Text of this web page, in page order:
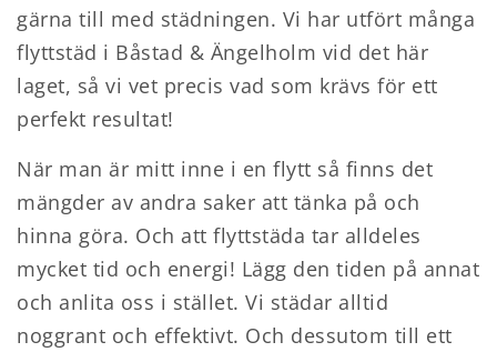
gärna till med städningen. Vi har utfört många
flyttstäd i Båstad & Ängelholm vid det här
laget, så vi vet precis vad som krävs för ett
perfekt resultat!
När man är mitt inne i en flytt så finns det
mängder av andra saker att tänka på och
hinna göra. Och att flyttstäda tar alldeles
mycket tid och energi! Lägg den tiden på annat
och anlita oss i stället. Vi städar alltid
noggrant och effektivt. Och dessutom till ett